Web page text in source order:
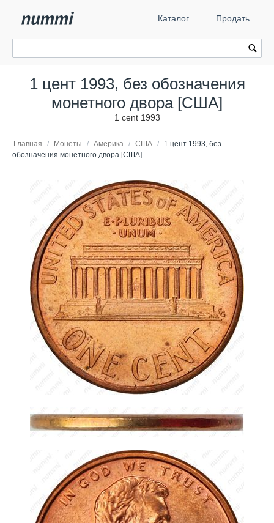
Каталог Продать
1 цент 1993, без обозначения
монетного двора [США]
1 cent 1993
Главная / Монеты / Америка / США /
1 цент 1993, без
обозначения монетного двора [США]